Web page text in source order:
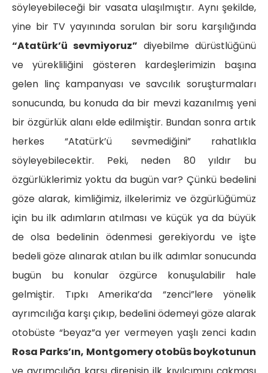
söyleyebileceği bir vasata ulaşılmıştır. Aynı şekilde,
yine bir TV yayınında sorulan bir soru karşılığında
“Atatürk’ü sevmiyoruz” diyebilme dürüstlüğünü
ve yürekliliğini gösteren kardeşlerimizin başına
gelen linç kampanyası ve savcılık soruşturmaları
sonucunda, bu konuda da bir mevzi kazanılmış yeni
bir özgürlük alanı elde edilmiştir. Bundan sonra artık
herkes “Atatürk’ü sevmediğini” rahatlıkla
söyleyebilecektir. Peki, neden 80 yıldır bu
özgürlüklerimiz yoktu da bugün var? Çünkü bedelini
göze alarak, kimliğimiz, ilkelerimiz ve özgürlüğümüz
için bu ilk adımların atılması ve küçük ya da büyük
de olsa bedelinin ödenmesi gerekiyordu ve işte
bedeli göze alınarak atılan bu ilk adımlar sonucunda
bugün bu konular özgürce konuşulabilir hale
gelmiştir. Tıpkı Amerika’da “zenci”lere yönelik
ayrımcılığa karşı çıkıp, bedelini ödemeyi göze alarak
otobüste “beyaz”a yer vermeyen yaşlı zenci kadın
Rosa Parks’ın, Montgomery otobüs boykotunun